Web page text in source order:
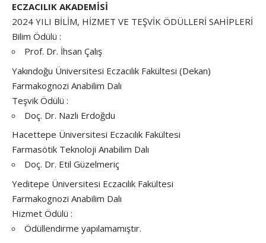
ECZACILIK AKADEMİSİ
2024 YILI BİLİM, HİZMET VE TEŞVİK ÖDÜLLERİ SAHİPLERİ
Bilim Ödülü :
Prof. Dr. İhsan Çalış
Yakındoğu Üniversitesi Eczacılık Fakültesi (Dekan)
Farmakognozi Anabilim Dalı
Teşvik Ödülü :
Doç. Dr. Nazlı Erdoğdu
Hacettepe Üniversitesi Eczacılık Fakültesi
Farmasötik Teknoloji Anabilim Dalı
Doç. Dr. Etil Güzelmeriç
Yeditepe Üniversitesi Eczacılık Fakültesi
Farmakognozi Anabilim Dalı
Hizmet Ödülü :
Ödüllendirme yapılamamıştır.